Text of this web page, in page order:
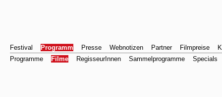
Festival Programm Presse Webnotizen Partner Filmpreise
Programme
Filme RegisseurInnen Sammelprogramme Specials